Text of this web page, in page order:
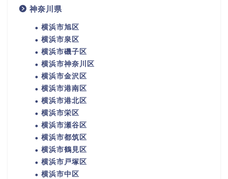
神奈川県
横浜市旭区
横浜市泉区
横浜市磯子区
横浜市神奈川区
横浜市金沢区
横浜市港南区
横浜市港北区
横浜市栄区
横浜市瀬谷区
横浜市都筑区
横浜市鶴見区
横浜市戸塚区
横浜市中区